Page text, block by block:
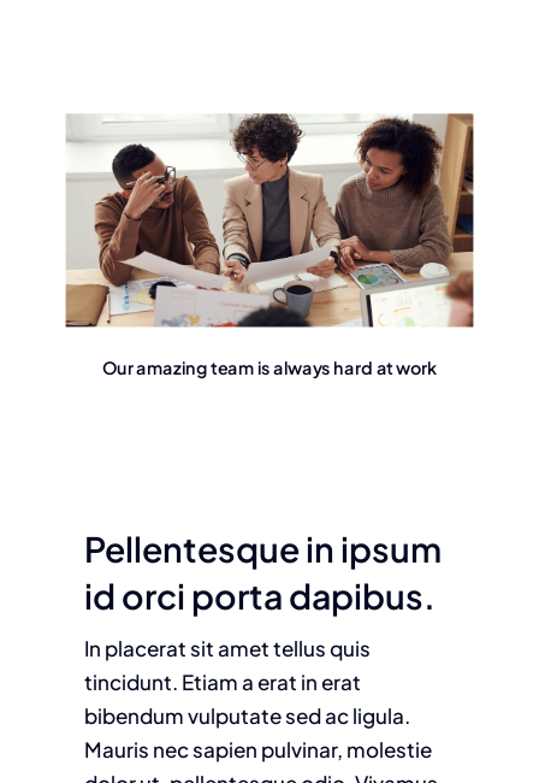
Our amazing team is always hard at work
Pellentesque in ipsum
id orci porta dapibus.
In placerat sit amet tellus quis
tincidunt. Etiam a erat in erat
bibendum vulputate sed ac ligula.
Mauris nec sapien pulvinar, molestie